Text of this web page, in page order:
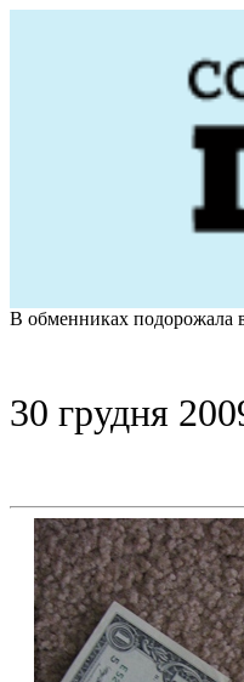
В обменниках подорожала
30 грудня